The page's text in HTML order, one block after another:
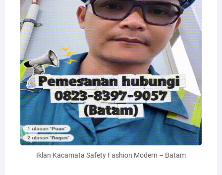
Iklan Kacamata Safety Fashion Modern – Batam